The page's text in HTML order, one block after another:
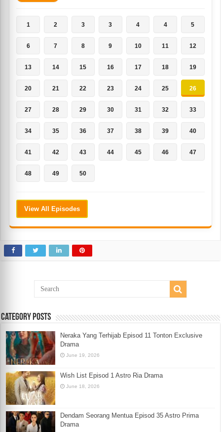
1 2 3 3 4 4 5
6 7 8 9 10 11 12
13 14 15 16 17 18 19
20 21 22 23 24 25 26
27 28 29 30 31 32 33
34 35 36 37 38 39 40
41 42 43 44 45 46 47
48 49 50
View All Episodes
Category Posts
Neraka Yang Terhijab Episod 11 Tonton Exclusive
Drama
June 19, 2026
Wish List Episod 1 Astro Ria Drama
June 18, 2026
Dendam Seorang Mentua Episod 35 Astro Prima
Drama